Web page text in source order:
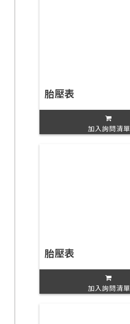
胎壓表
加入詢問清單
胎壓表
加入詢問清單